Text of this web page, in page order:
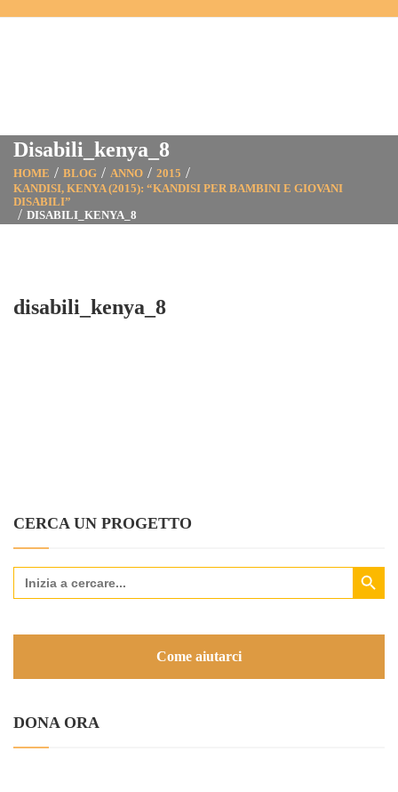
Disabili_kenya_8
HOME BLOG ANNO
2015
KANDISI, KENYA (2015): “KANDISI PER BAMBINI E GIOVANI
DISABILI”
DISABILI_KENYA_8
disabili_kenya_8
CERCA UN PROGETTO
Search
for:
Search Button
Come aiutarci
DONA ORA